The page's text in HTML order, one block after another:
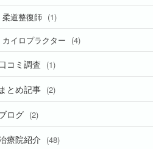
柔道整復師 (1)
カイロプラクター (4)
コミ調査 (1)
とめ記事 (2)
ログ (2)
療院紹介 (48)